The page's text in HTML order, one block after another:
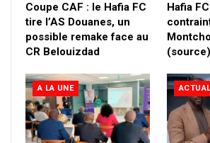
Coupe CAF : le Hafia FC
tire l’AS Douanes, un
possible remake face au
CR Belouizdad
Hafia
(source)
A LA UNE